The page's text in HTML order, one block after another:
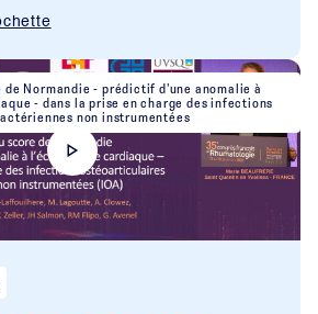
Normandie - prédictif d’une anomalie à
- dans la prise en charge des infections
non instrumentées